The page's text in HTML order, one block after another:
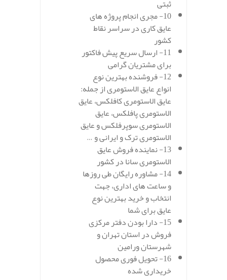
ثبتی
10- مجری انجام پروژه های
عایق کاری در سراسر نقاط
کشور
11- ارسال سریع پیش فاکتور
برای مشتریان گرامی
12- فروشنده بهترین نوع
انواع عایق الاستومری از جمله:
عایق الاستومری کافلکس، عایق
الاستومری پافلکس، عایق
الاستومری سوپرفلکس و عایق
الاستومری ترک و ایرانی و …
13- نماینده فروش عایق
الاستومری سانا در کشور
14- مشاوره رایگان طی روزها
و ساعت های اداری، جهت
انتخاب و خرید بهترین نوع
عایق برای شما
15- دارا بودن دفتر مرکزی
فروش در استان تهران و
شهرستان ورامین
16- تحویل فوری محصول
خریداری شده